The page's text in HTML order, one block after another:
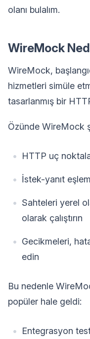
olanı bulalım.
WireMock
WireMock,
hizmetleri simüle
tasarlanmış bir
Özünde WireMock
HTTP uç
İstek-yanıt
Sahteleri yerel
olarak çalıştırın
Gecikmeleri,
edin
Bu nedenle
popüler hale geldi:
Entegrasyon